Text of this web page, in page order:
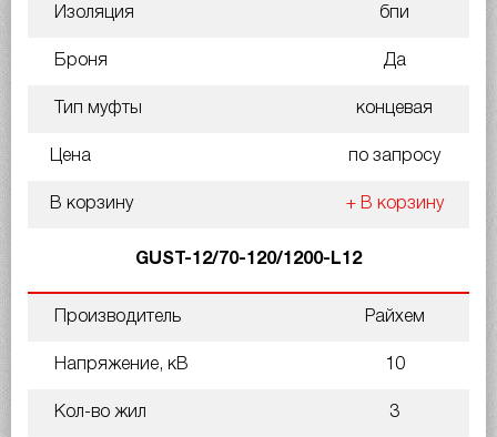
Изоляция бпи
Броня Да
Тип муфты концевая
Цена по запросу
В корзину + В корзину
GUST-12/70-120/1200-L12
Производитель Райхем
Напряжение, кВ 10
Кол-во жил 3